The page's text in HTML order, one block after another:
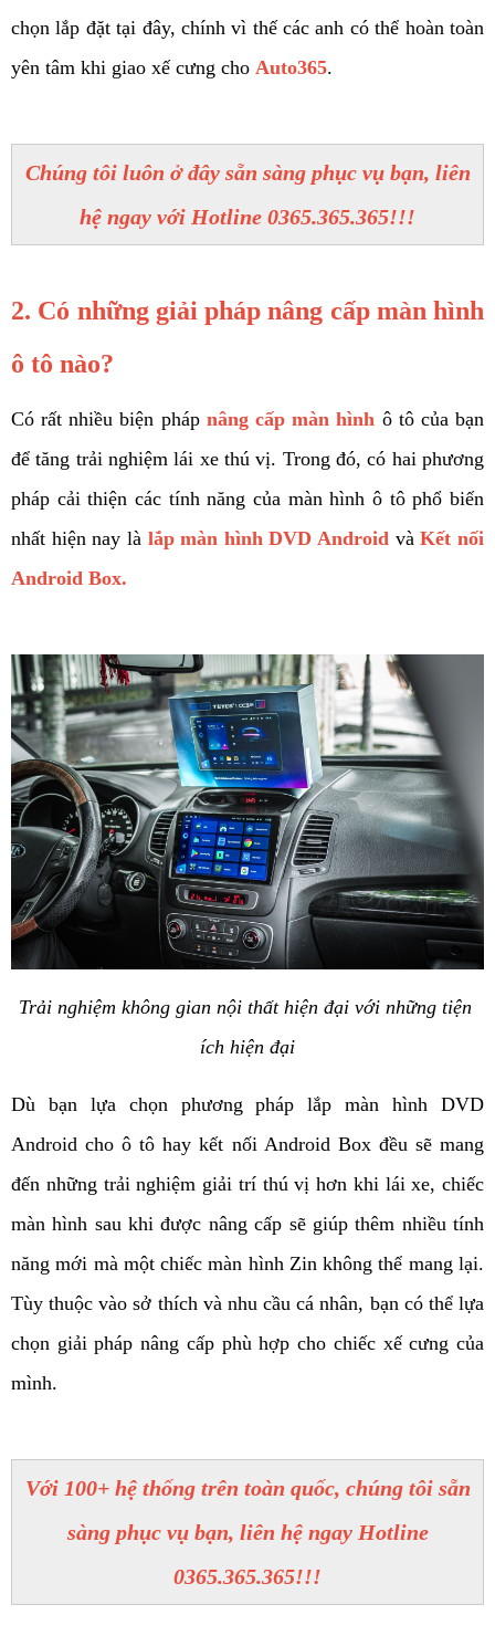
chọn lắp đặt tại đây, chính vì thế các anh có thể hoàn toàn
yên tâm khi giao xế cưng cho Auto365.
Chúng tôi luôn ở đây sẵn sàng phục vụ bạn, liên
hệ ngay với Hotline 0365.365.365!!!
2. Có những giải pháp nâng cấp màn hình
ô tô nào?
Có rất nhiều biện pháp nâng cấp màn hình ô tô của bạn
để tăng trải nghiệm lái xe thú vị. Trong đó, có hai phương
pháp cải thiện các tính năng của màn hình ô tô phổ biến
nhất hiện nay là lắp màn hình DVD Android và Kết nối
Android Box.
Trải nghiệm không gian nội thất hiện đại với những tiện
ích hiện đại
Dù bạn lựa chọn phương pháp lắp màn hình DVD
Android cho ô tô hay kết nối Android Box đều sẽ mang
đến những trải nghiệm giải trí thú vị hơn khi lái xe, chiếc
màn hình sau khi được nâng cấp sẽ giúp thêm nhiều tính
năng mới mà một chiếc màn hình Zin không thể mang lại.
Tùy thuộc vào sở thích và nhu cầu cá nhân, bạn có thể lựa
chọn giải pháp nâng cấp phù hợp cho chiếc xế cưng của
mình.
Với 100+ hệ thống trên toàn quốc, chúng tôi sẵn
sàng phục vụ bạn, liên hệ ngay Hotline
0365.365.365!!!